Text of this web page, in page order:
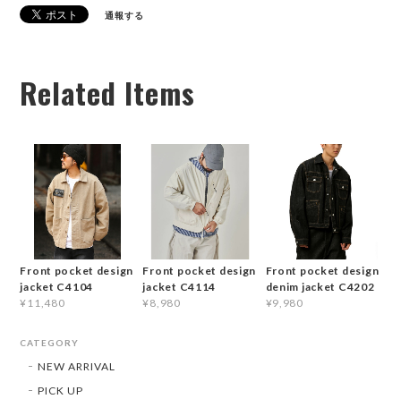
通報する
Related Items
Front pocket design
jacket C4104
¥11,480
Front pocket design
jacket C4114
¥8,980
Front pocket design
denim jacket C4202
¥9,980
CATEGORY
NEW ARRIVAL
PICK UP